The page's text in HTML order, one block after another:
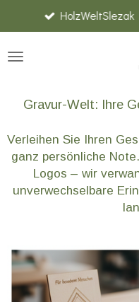
Hauptinhalt
springen
Gravur-Welt: Ihre
Verleihen Sie Ihren
ganz persönliche
Logos – wir
unverwechselbare